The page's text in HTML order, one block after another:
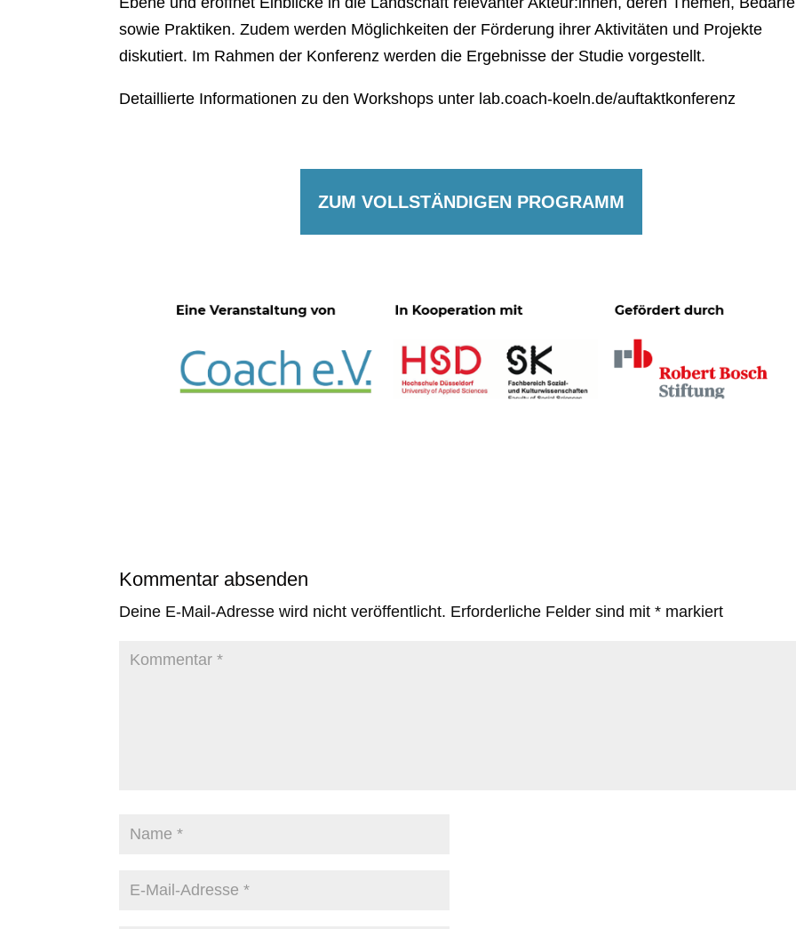
sowie Praktiken. Zudem werden Möglichkeiten der Förderung ihrer Aktivitäten und Projekte
diskutiert. Im Rahmen der Konferenz werden die Ergebnisse der Studie vorgestellt.
Detaillierte Informationen zu den Workshops unter lab.coach-koeln.de/auftaktkonferenz
ZUM VOLLSTÄNDIGEN PROGRAMM
Kommentar absenden
Deine E-Mail-Adresse wird nicht veröffentlicht. Erforderliche Felder sind mit* markiert